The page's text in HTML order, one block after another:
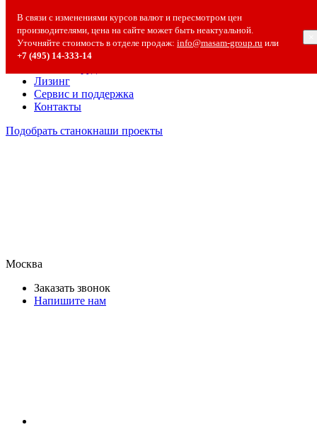
В связи с изменениями курсов валют и пересмотром цен
производителями, цена на сайте может быть неактуальной.
Уточняйте стоимость в отделе продаж: info@masam-group.ru или
+7 (495) 14‑333‑14
О компании
О компании
Полезная информация
Вакансии
Лизинг
Сервис и поддержка
Контакты
Подобрать станокнаши проекты
Москва
Заказать звонок
Напишите нам